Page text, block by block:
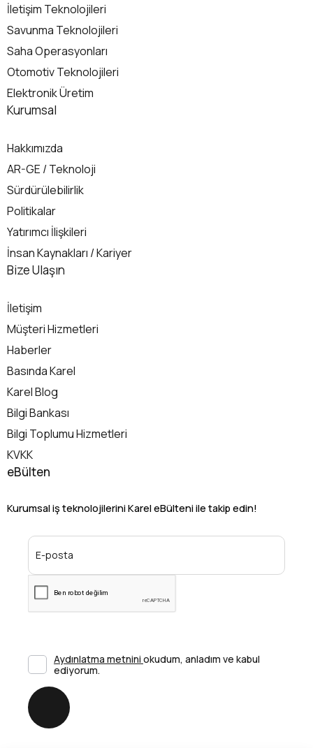
İletişim Teknolojileri
Savunma Teknolojileri
Saha Operasyonları
Otomotiv Teknolojileri
Elektronik Üretim
Kurumsal
Hakkımızda
AR-GE / Teknoloji
Sürdürülebilirlik
Politikalar
Yatırımcı İlişkileri
İnsan Kaynakları / Kariyer
İletişim
Bize Ulaşın
İletişim
Müşteri Hizmetleri
Haberler
Basında Karel
Karel Blog
Bilgi Bankası
Bilgi Toplumu Hizmetleri
KVKK
eBülten
Kurumsal iş teknolojilerini Karel eBülteni ile takip edin!
Aydınlatma metnini okudum, anladım ve kabul
ediyorum.
Gönder